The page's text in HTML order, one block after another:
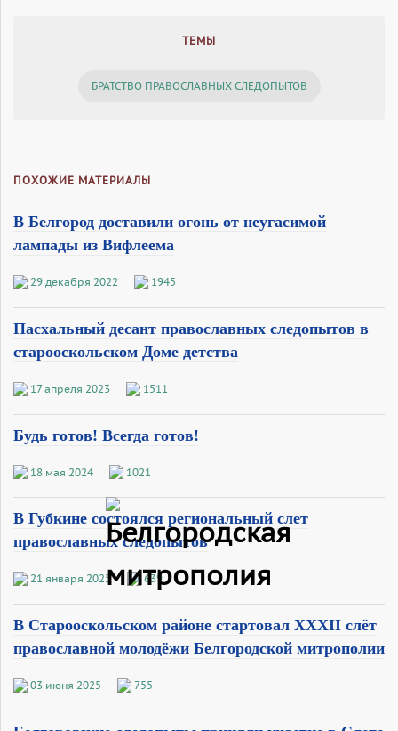
ТЕМЫ
БРАТСТВО ПРАВОСЛАВНЫХ СЛЕДОПЫТОВ
ПОХОЖИЕ МАТЕРИАЛЫ
В Белгород доставили огонь от неугасимой
лампады из Вифлеема
29 декабря 2022 1945
Пасхальный десант православных следопытов в
старооскольском Доме детства
17 апреля 2023 1511
Будь готов! Всегда готов!
18 мая 2024 1021
В Губкине состоялся региональный слет
православных следопытов
21 января 2025 639
В Старооскольском районе стартовал XXXII слёт
православной молодёжи Белгородской митрополии
03 июня 2025 755